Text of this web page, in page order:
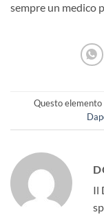
sempre un medico
Questo
Il